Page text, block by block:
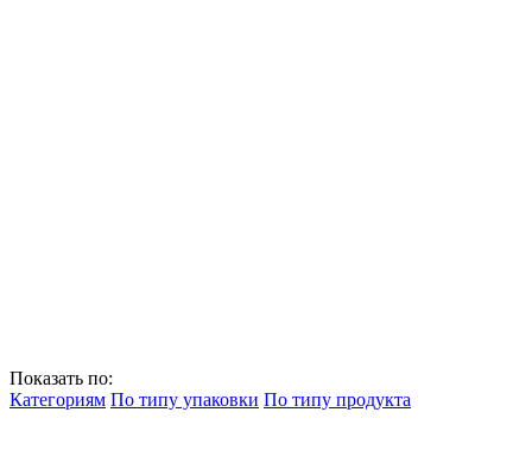
Показать по:
Категориям По типу упаковки По типу продукта